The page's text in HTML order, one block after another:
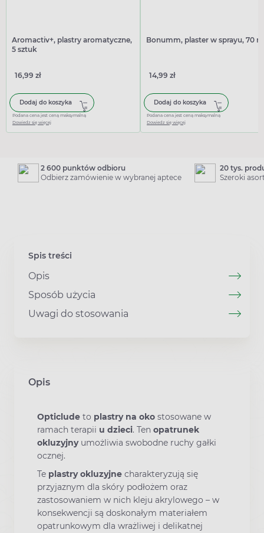
Aromactiv+, plastry aromatyczne,
5 sztuk
16,99 zł
Dodaj do koszyka
Podana cena jest ceną maksymalną
Dowiedz się więcej
Bonumm, plaster w sprayu, 70
14,99 zł
Dodaj do koszyka
Podana cena jest ceną maksymalną
Dowiedz się więcej
2 600 punktów odbioru
Odbierz zamówienie w wybranej aptece
20 tys.
Szeroki
Spis treści
Opis
Sposób użycia
Uwagi do stosowania
Opis
Opticlude to plastry na oko stosowane w
ramach terapii u dzieci. Ten opatrunek
okluzyjnyumożliwia swobodne ruchy gałki
ocznej.
Te plastry okluzyjne charakteryzują się
przyjaznym dla skóry podłożem oraz
zastosowaniem w nich kleju akrylowego – w
konsekwencji są doskonałym materiałem
opatrunkowym dla wrażliwej i delikatnej